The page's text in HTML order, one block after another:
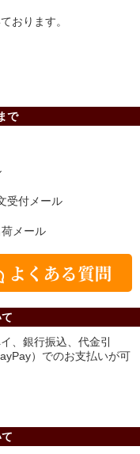
おります。
で
受付メール
荷メール
、銀行振込、代金引
）でのお支払いが可